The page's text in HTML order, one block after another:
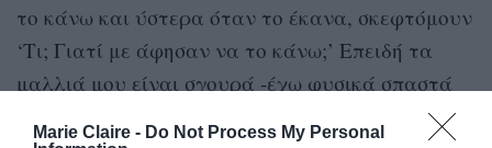
Marie Claire - Do Not Process My Personal
το κάνω και ύστερα όταν το έκανα, σκεφτόμουν
‘Τι; Γιατί με άφησαν να το κάνω;’ Επειδή τα
μαλλιά μου είναι σγουρά -έχω φυσικά σπαστά
μαλλιά- όταν είναι κοντά, απλά μετατρέπονται